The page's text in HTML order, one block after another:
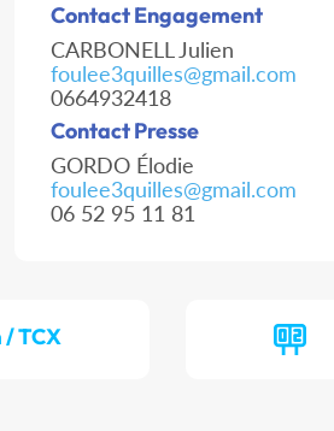
Contact Engagement
CARBONELL Julien
foulee3quilles@gmail.com
0664932418
Contact Presse
GORDO Élodie
foulee3quilles@gmail.com
06 52 95 11 81
/ TCX